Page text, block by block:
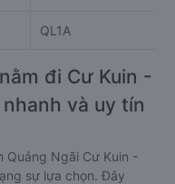
QL1A
đi Cư Kuin -
và uy tín
Quảng Ngãi Cư Kuin -
sự lựa chọn. Đây